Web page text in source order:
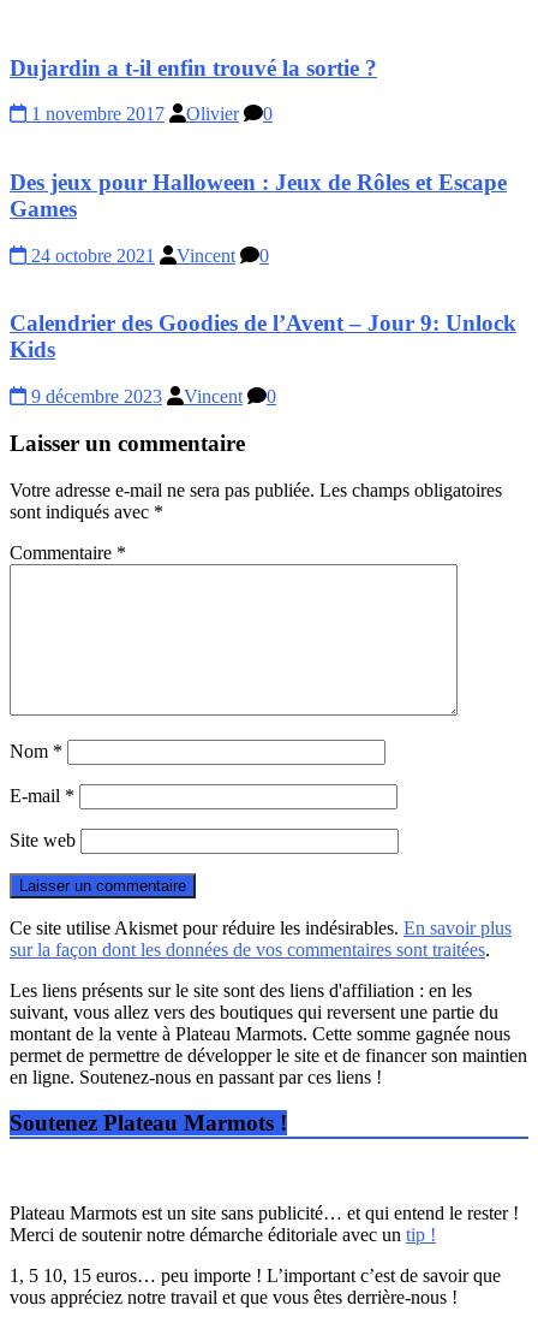
Dujardin a t-il enfin trouvé la sortie ?
1 novembre 2017 Olivier 0
Des jeux pour Halloween : Jeux de Rôles et Escape
Games
24 octobre 2021 Vincent 0
Calendrier des Goodies de l’Avent – Jour 9: Unlock
Kids
9 décembre 2023 Vincent 0
Laisser un commentaire
Votre adresse e-mail ne sera pas publiée. Les champs obligatoires
sont indiqués avec *
Commentaire *
Nom *
E-mail *
Site web
Ce site utilise Akismet pour réduire les indésirables. En savoir plus
sur la façon dont les données de vos commentaires sont traitées.
Les liens présents sur le site sont des liens d'affiliation : en les
suivant, vous allez vers des boutiques qui reversent une partie du
montant de la vente à Plateau Marmots. Cette somme gagnée nous
permet de permettre de développer le site et de financer son maintien
en ligne. Soutenez-nous en passant par ces liens !
Soutenez Plateau Marmots !
Plateau Marmots est un site sans publicité… et qui entend le rester !
Merci de soutenir notre démarche éditoriale avec un tip !
1, 5 10, 15 euros… peu importe ! L’important c’est de savoir que
vous appréciez notre travail et que vous êtes derrière-nous !